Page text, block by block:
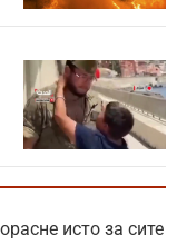
исто за сите